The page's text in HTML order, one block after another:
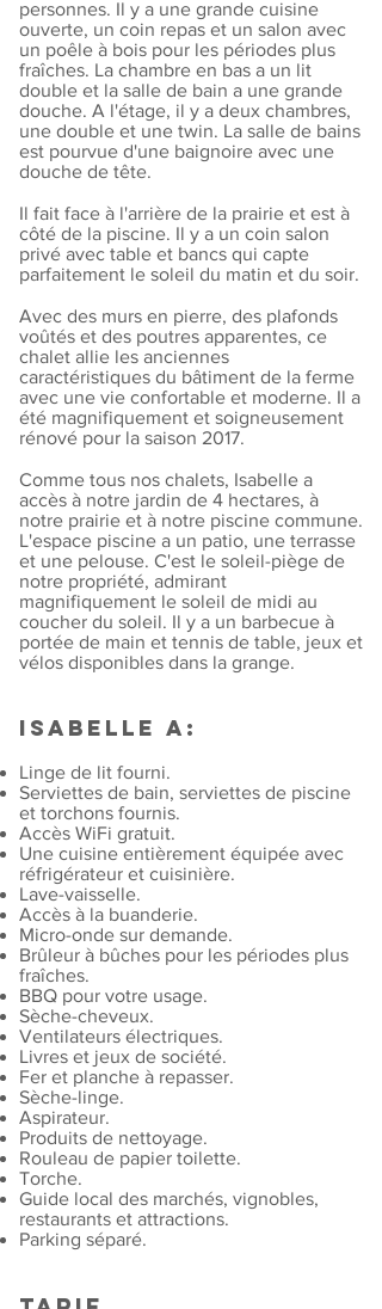
personnes. Il y a une grande cuisine
ouverte, un coin repas et un salon avec
un poêle à bois pour les périodes plus
fraîches. La chambre en bas a un lit
double et la salle de bain a une grande
douche. A l'étage, il y a deux chambres,
une double et une twin. La salle de bains
est pourvue d'une baignoire avec une
douche de tête.
Il fait face à l'arrière de la prairie et est à
côté de la piscine. Il y a un coin salon
privé avec table et bancs qui capte
parfaitement le soleil du matin et du soir.
Avec des murs en pierre, des plafonds
voûtés et des poutres apparentes, ce
chalet allie les anciennes
caractéristiques du bâtiment de la ferme
avec une vie confortable et moderne. Il a
été magnifiquement et soigneusement
rénové pour la saison 2017.
Comme tous nos chalets, Isabelle a
accès à notre jardin de 4 hectares, à
notre prairie et à notre piscine commune.
L'espace piscine a un patio, une terrasse
et une pelouse. C'est le soleil-piège de
notre propriété, admirant
magnifiquement le soleil de midi au
coucher du soleil. Il y a un barbecue à
portée de main et tennis de table, jeux et
vélos disponibles dans la grange.
Isabelle a:
Linge de lit fourni.
Serviettes de bain, serviettes de piscine
et torchons fournis.
Accès WiFi gratuit.
Une cuisine entièrement équipée avec
réfrigérateur et cuisinière.
Lave-vaisselle.
Accès à la buanderie.
Micro-onde sur demande.
Brûleur à bûches pour les périodes plus
fraîches.
BBQ pour votre usage.
Sèche-cheveux.
Ventilateurs électriques.
Livres et jeux de société.
Fer et planche à repasser.
Sèche-linge.
Aspirateur.
Produits de nettoyage.
Rouleau de papier toilette.
Torche.
Guide local des marchés, vignobles,
restaurants et attractions.
Parking séparé.